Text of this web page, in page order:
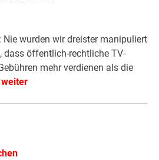
Nie wurden wir dreister manipuliert
dass öffentlich-rechtliche TV-
mehr verdienen als die
weiter